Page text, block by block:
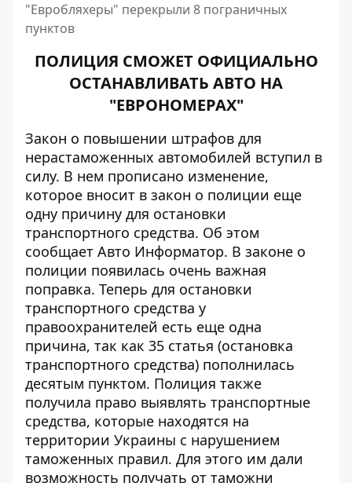
"Евробляхеры" перекрыли 8 пограничных
пунктов
ПОЛИЦИЯ СМОЖЕТ ОФИЦИАЛЬНО
ОСТАНАВЛИВАТЬ АВТО НА
"ЕВРОНОМЕРАХ"
Закон о повышении штрафов для
нерастаможенных автомобилей вступил в
силу. В нем прописано изменение,
которое вносит в закон о полиции еще
одну причину для остановки
транспортного средства. Об этом
сообщает Авто Информатор. В законе о
полиции появилась очень важная
поправка. Теперь для остановки
транспортного средства у
правоохранителей есть еще одна
причина, так как 35 статья (остановка
транспортного средства) пополнилась
десятым пунктом. Полиция также
получила право выявлять транспортные
средства, которые находятся на
территории Украины с нарушением
таможенных правил. Для этого им дали
возможность получать от таможни